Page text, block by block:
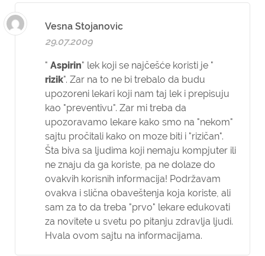
Vesna Stojanovic
29.07.2009
" Aspirin" lek koji se najčešće koristi je "
rizik". Zar na to ne bi trebalo da budu
upozoreni lekari koji nam taj lek i prepisuju
kao "preventivu". Zar mi treba da
upozoravamo lekare kako smo na "nekom"
sajtu pročitali kako on moze biti i "rizičan".
Šta biva sa ljudima koji nemaju kompjuter ili
ne znaju da ga koriste, pa ne dolaze do
ovakvih korisnih informacija! Podržavam
ovakva i slična obaveštenja koja koriste, ali
sam za to da treba "prvo" lekare edukovati
za novitete u svetu po pitanju zdravlja ljudi.
Hvala ovom sajtu na informacijama.